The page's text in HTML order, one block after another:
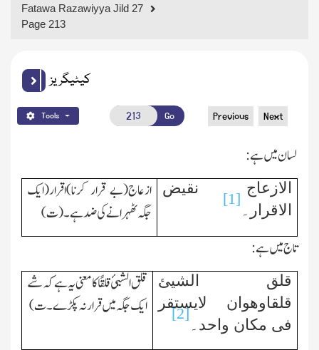
Fatawa Razawiyya Jild 27
Page 213
کیٹیگریز
Tools Go Previous Next
لسان میں ہے:
الازعاج نقیض
الاقرار۔
[1]
ازعاج(بے قرار کرنا)اقرار(ایك
جگہ ٹھہرانے کی ضد ہے۔(ت)
تاج میں ہے:
قلق الشیئ
قلقاوھوان لایستقر
فی مکان واحد۔
[2]
قلق الشیئ قلقًا کا معنی یہ ہے کہ شے
ایك جگہ میں قرار نہ پکڑے۔ت)